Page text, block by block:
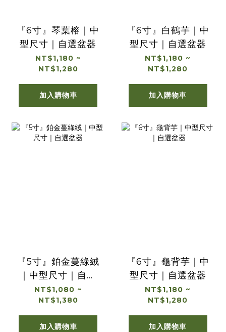
『6寸』琴葉榕｜中
型尺寸｜自選盆器
NT$1,180 ~
NT$1,280
加入購物車
『6寸』白鶴芋｜中
型尺寸｜自選盆器
NT$1,180 ~
NT$1,280
加入購物車
『5寸』鉑金蔓綠絨
｜中型尺寸｜自選
盆器
NT$1,080 ~
NT$1,380
加入購物車
『6寸』龜背芋｜中
型尺寸｜自選盆器
NT$1,180 ~
NT$1,280
加入購物車